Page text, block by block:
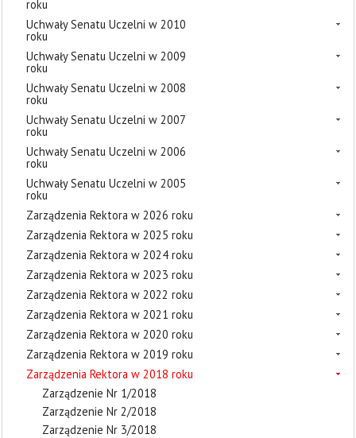
roku
Uchwały Senatu Uczelni w 2010
roku
Uchwały Senatu Uczelni w 2009
roku
Uchwały Senatu Uczelni w 2008
roku
Uchwały Senatu Uczelni w 2007
roku
Uchwały Senatu Uczelni w 2006
roku
Uchwały Senatu Uczelni w 2005
roku
Zarządzenia Rektora w 2026 roku
Zarządzenia Rektora w 2025 roku
Zarządzenia Rektora w 2024 roku
Zarządzenia Rektora w 2023 roku
Zarządzenia Rektora w 2022 roku
Zarządzenia Rektora w 2021 roku
Zarządzenia Rektora w 2020 roku
Zarządzenia Rektora w 2019 roku
Zarządzenia Rektora w 2018 roku
Zarządzenie Nr 1/2018
Zarządzenie Nr 2/2018
Zarządzenie Nr 3/2018